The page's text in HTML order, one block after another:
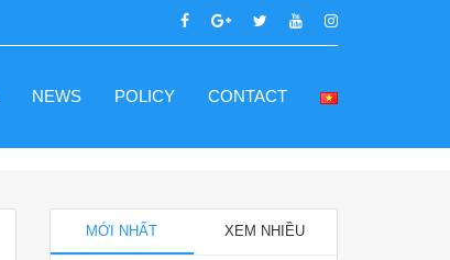
NEWS POLICY CONTACT
MỚI NHẤT XEM NHIỀU